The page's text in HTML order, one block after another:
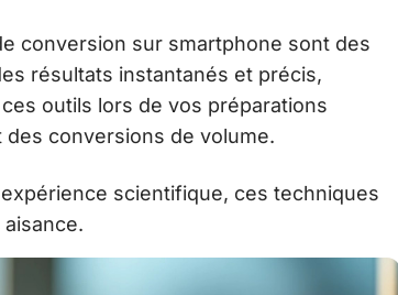
conversion sur smartphone sont des
résultats instantanés et précis,
outils lors de vos préparations
conversions de volume.
scientifique, ces techniques